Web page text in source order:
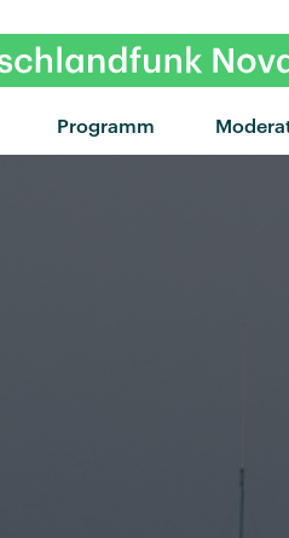
Programm
"Beautiful